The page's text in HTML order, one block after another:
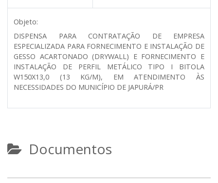
Objeto:
DISPENSA PARA CONTRATAÇÃO DE EMPRESA
ESPECIALIZADA PARA FORNECIMENTO E INSTALAÇÃO DE
GESSO ACARTONADO (DRYWALL) E FORNECIMENTO E
INSTALAÇÃO DE PERFIL METÁLICO TIPO I BITOLA
W150X13,0 (13 KG/M), EM ATENDIMENTO ÀS
NECESSIDADES DO MUNICÍPIO DE JAPURÁ/PR
Documentos